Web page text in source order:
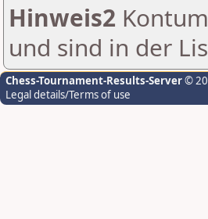
Hinweis2
und sind in der
Chess-Tournament-Results-Server©
Legal details/Terms of use